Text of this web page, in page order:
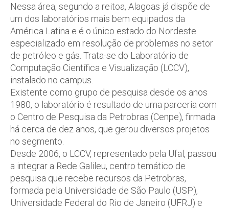
Nessa área, segundo a reitoa, Alagoas já dispõe de
um dos laboratórios mais bem equipados da
América Latina e é o único estado do Nordeste
especializado em resolução de problemas no setor
de petróleo e gás. Trata-se do Laboratório de
Computação Científica e Visualização (LCCV),
instalado no campus.
Existente como grupo de pesquisa desde os anos
1980, o laboratório é resultado de uma parceria com
o Centro de Pesquisa da Petrobras (Cenpe), firmada
há cerca de dez anos, que gerou diversos projetos
no segmento.
Desde 2006, o LCCV, representado pela Ufal, passou
a integrar a Rede Galileu, centro temático de
pesquisa que recebe recursos da Petrobras,
formada pela Universidade de São Paulo (USP),
Universidade Federal do Rio de Janeiro (UFRJ) e